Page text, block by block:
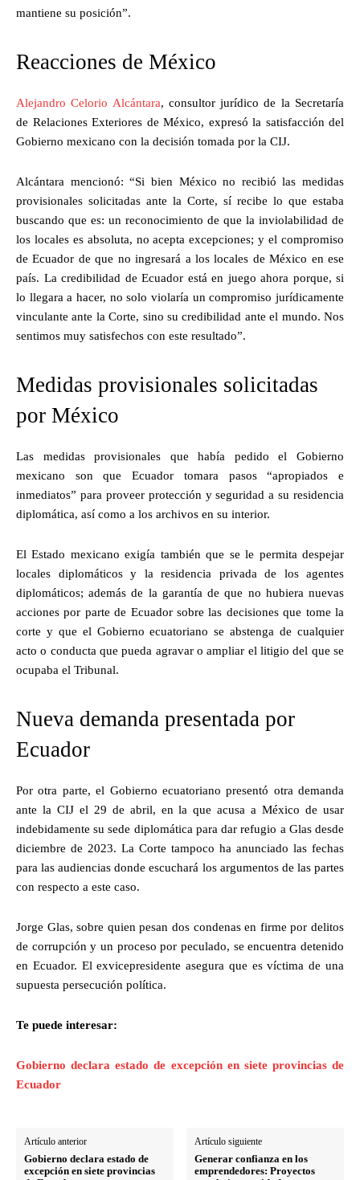
mantiene su posición”.
Reacciones de México
Alejandro Celorio Alcántara, consultor jurídico de la Secretaría
de Relaciones Exteriores de México, expresó la satisfacción del
Gobierno mexicano con la decisión tomada por la CIJ.
Alcántara mencionó: “Si bien México no recibió las medidas
provisionales solicitadas ante la Corte, sí recibe lo que estaba
buscando que es: un reconocimiento de que la inviolabilidad de
los locales es absoluta, no acepta excepciones; y el compromiso
de Ecuador de que no ingresará a los locales de México en ese
país. La credibilidad de Ecuador está en juego ahora porque, si
lo llegara a hacer, no solo violaría un compromiso jurídicamente
vinculante ante la Corte, sino su credibilidad ante el mundo. Nos
sentimos muy satisfechos con este resultado”.
Medidas provisionales solicitadas
por México
Las medidas provisionales que había pedido el Gobierno
mexicano son que Ecuador tomara pasos “apropiados e
inmediatos” para proveer protección y seguridad a su residencia
diplomática, así como a los archivos en su interior.
El Estado mexicano exigía también que se le permita despejar
locales diplomáticos y la residencia privada de los agentes
diplomáticos; además de la garantía de que no hubiera nuevas
acciones por parte de Ecuador sobre las decisiones que tome la
corte y que el Gobierno ecuatoriano se abstenga de cualquier
acto o conducta que pueda agravar o ampliar el litigio del que se
ocupaba el Tribunal.
Nueva demanda presentada por
Ecuador
Por otra parte, el Gobierno ecuatoriano presentó otra demanda
ante la CIJ el 29 de abril, en la que acusa a México de usar
indebidamente su sede diplomática para dar refugio a Glas desde
diciembre de 2023. La Corte tampoco ha anunciado las fechas
para las audiencias donde escuchará los argumentos de las partes
con respecto a este caso.
Jorge Glas, sobre quien pesan dos condenas en firme por delitos
de corrupción y un proceso por peculado, se encuentra detenido
en Ecuador. El exvicepresidente asegura que es víctima de una
supuesta persecución política.
Te puede interesar:
Gobierno declara estado de excepción en siete provincias de
Ecuador
Artículo anterior
Gobierno declara estado de
excepción en siete provincias
Artículo siguiente
Generar confianza en los
emprendedores: Proyectos